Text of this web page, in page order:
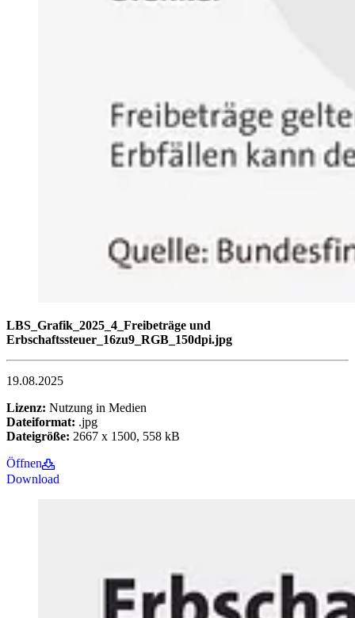
LBS_Grafik_2025_4_Freibeträge und
Erbschaftssteuer_16zu9_RGB_150dpi.jpg
19.08.2025
Lizenz: Nutzung in Medien
Dateiformat: .jpg
Dateigröße: 2667 x 1500, 558 kB
Öffnen
Download